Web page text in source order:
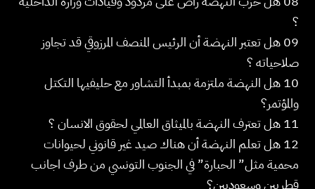
؟
09 هل تعتبر النهضة أن الرئيس المنصف المرزوقي قد تجاوز
صلاحياته ؟
10 هل النهضة ملتزمة بمبدأ التشاور مع حليفيها التكتل
والمؤتمر؟
11 هل تعترف النهضة بالميثاق العالمي لحقوق الانسان ؟
12 هل تعلم النهضة أن هناك صيد غير قانوني لحيوانات
محمية مثل” الحبارة” في الجنوب التونسي من طرف اجانب
قطريين وسعوديين؟